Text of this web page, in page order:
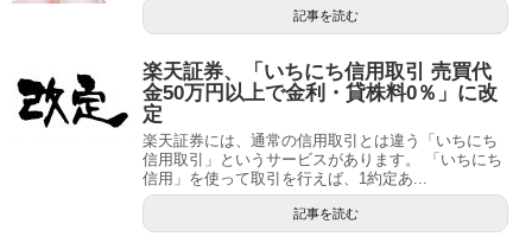
記事を読む
楽天証券、「いちにち信用取引 売買代
金50万円以上で金利・貸株料0％」に改
定
楽天証券には、通常の信用取引とは違う「いちにち
信用取引」というサービスがあります。 「いちにち
信用」を使って取引を行えば、1約定あ...
記事を読む